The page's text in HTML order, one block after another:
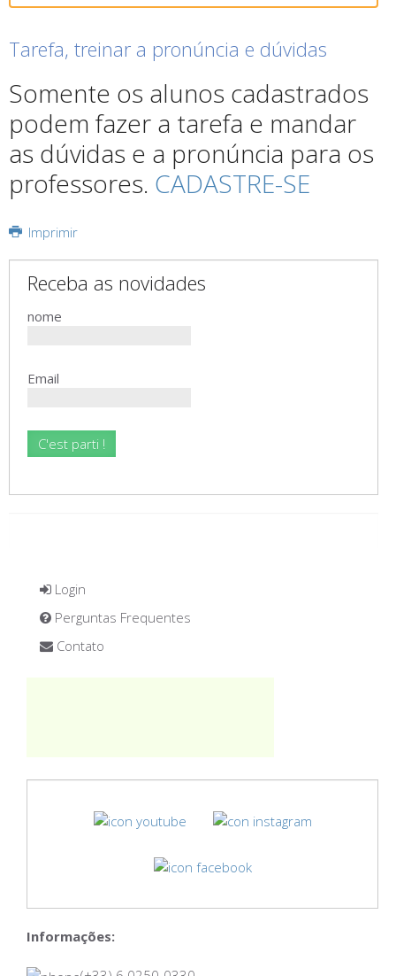
Tarefa, treinar a pronúncia e dúvidas
Somente os alunos cadastrados
podem fazer a tarefa e mandar
as dúvidas e a pronúncia para os
professores. CADASTRE-SE
Imprimir
Receba as novidades
nome
Email
Login
Perguntas Frequentes
Contato
Informações: